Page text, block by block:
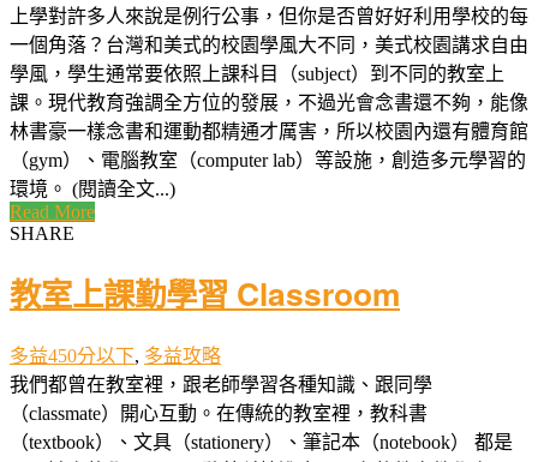
上學對許多人來說是例行公事，但你是否曾好好利用學校的每
一個角落？台灣和美式的校園學風大不同，美式校園講求自由
學風，學生通常要依照上課科目（subject）到不同的教室上
課。現代教育強調全方位的發展，不過光會念書還不夠，能像
林書豪一樣念書和運動都精通才厲害，所以校園內還有體育館
（gym）、電腦教室（computer lab）等設施，創造多元學習的
環境。 (閱讀全文...)
Read More
SHARE
教室上課勤學習 Classroom
多益450分以下, 多益攻略
我們都曾在教室裡，跟老師學習各種知識、跟同學
（classmate）開心互動。在傳統的教室裡，教科書
（textbook）、文具（stationery）、筆記本（notebook） 都是